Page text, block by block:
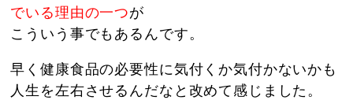
でいる理由の一つが
こういう事でもあるんです。
早く健康食品の必要性に気付くか気付かないかも
人生を左右させるんだなと改めて感じました。